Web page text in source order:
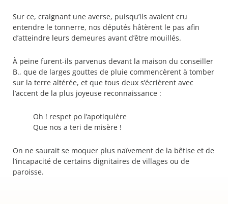
Sur ce, craignant une averse, puisqu’ils avaient cru
entendre le tonnerre, nos députés hâtèrent le pas afin
d’atteindre leurs demeures avant d’être mouillés.
À peine furent-ils parvenus devant la maison du conseiller
B., que de larges gouttes de pluie commencèrent à tomber
sur la terre altérée, et que tous deux s’écrièrent avec
l’accent de la plus joyeuse reconnaissance :
Oh ! respet po l’apotiquière
Que nos a teri de misère !
On ne saurait se moquer plus naïvement de la bêtise et de
l’incapacité de certains dignitaires de villages ou de
paroisse.